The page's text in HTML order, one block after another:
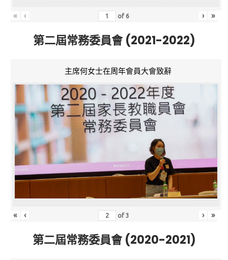
« ‹ of 6 › »
第二屆常務委員會 (2021-2022)
主席何女士在周年會員大會致辭
« ‹ of3 › »
第二屆常務委員會 (2020-2021)